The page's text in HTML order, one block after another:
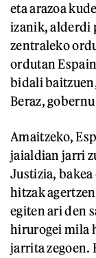
eta arazoa
izanik, alderdi
zentraleko
ordutan
bidali
Beraz,
Amaitzeko,
jaialdian jarri
Justizia,
hitzak
egiten ari den
hirurogei mila
jarrita zegoen.